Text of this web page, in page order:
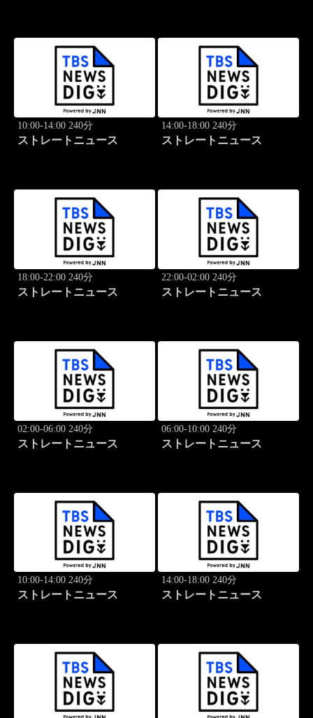
10:00-14:00 240分
ストレートニュース
14:00-18:00 240分
ストレートニュース
18:00-22:00 240分
ストレートニュース
22:00-02:00 240分
ストレートニュース
02:00-06:00 240分
ストレートニュース
06:00-10:00 240分
ストレートニュース
10:00-14:00 240分
ストレートニュース
14:00-18:00 240分
ストレートニュース